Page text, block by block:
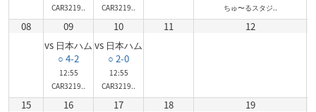
CAR3219..
CAR3219..
ちゅ〜るスタジ..
08
09
vs 日本ハム
○ 4-2
12:55
CAR3219..
10
vs 日本ハム
○ 2-0
12:55
CAR3219..
11 12
15
16
17
18
19